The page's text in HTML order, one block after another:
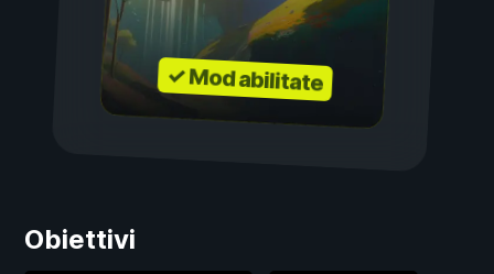
✓ Mod abilitate
Obiettivi